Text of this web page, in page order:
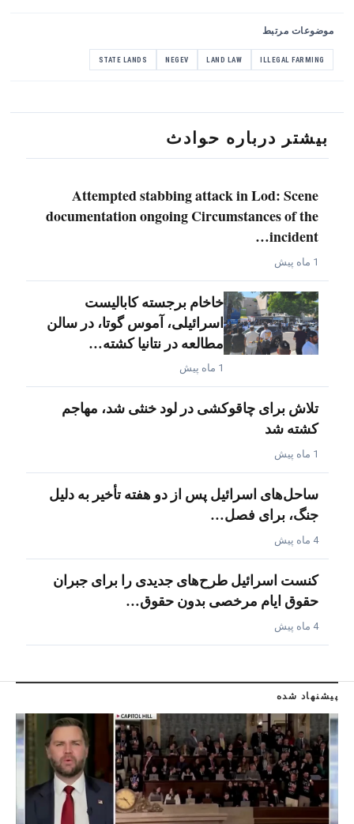
موضوعات مرتبط
ILLEGAL FARMING
LAND LAW
NEGEV
STATE LANDS
بیشتر درباره حوادث
Attempted stabbing attack in Lod: Scene
documentation ongoing Circumstances of the
incident…
1 ماه پیش
خاخام برجسته کابالیست
اسرائیلی، آموس گوتا، در سالن
مطالعه در نتانیا کشته…
1 ماه پیش
تلاش برای چاقوکشی در لود خنثی شد، مهاجم
کشته شد
1 ماه پیش
ساحل‌های اسرائیل پس از دو هفته تأخیر به دلیل
جنگ، برای فصل…
4 ماه پیش
کنست اسرائیل طرح‌های جدیدی را برای جبران
حقوق ایام مرخصی بدون حقوق…
4 ماه پیش
پیشنهاد شده